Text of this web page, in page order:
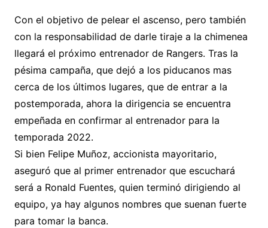
Con el objetivo de pelear el ascenso, pero también
con la responsabilidad de darle tiraje a la chimenea
llegará el próximo entrenador de Rangers. Tras la
pésima campaña, que dejó a los piducanos mas
cerca de los últimos lugares, que de entrar a la
postemporada, ahora la dirigencia se encuentra
empeñada en confirmar al entrenador para la
temporada 2022.
Si bien Felipe Muñoz, accionista mayoritario,
aseguró que al primer entrenador que escuchará
será a Ronald Fuentes, quien terminó dirigiendo al
equipo, ya hay algunos nombres que suenan fuerte
para tomar la banca.